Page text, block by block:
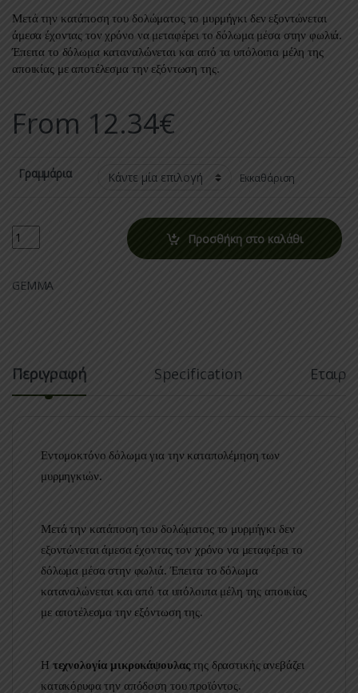
Μετά την κατάποση του δολώματος το μυρμήγκι δεν εξοντώνεται
άμεσα έχοντας τον χρόνο να μεταφέρει το δόλωμα μέσα στην φωλιά.
Έπειτα το δόλωμα καταναλώνεται και από τα υπόλοιπα μέλη της
αποικίας με αποτέλεσμα την εξόντωση της.
From 12.34€
Γραμμάρια Εκκαθάριση
Quantity Προσθήκη στο καλάθι
GEMMA
Περιγραφή Specification
Εντομοκτόνο δόλωμα για την καταπολέμηση των
μυρμηγκιών.
Μετά την κατάποση του δολώματος το μυρμήγκι δεν
εξοντώνεται άμεσα έχοντας τον χρόνο να μεταφέρει το
δόλωμα μέσα στην φωλιά. Έπειτα το δόλωμα
καταναλώνεται και από τα υπόλοιπα μέλη της αποικίας
με αποτέλεσμα την εξόντωση της.
Η τεχνολογία μικροκάψουλαςτης δραστικής ανεβάζει
κατακόρυφα την απόδοση του προϊόντος.